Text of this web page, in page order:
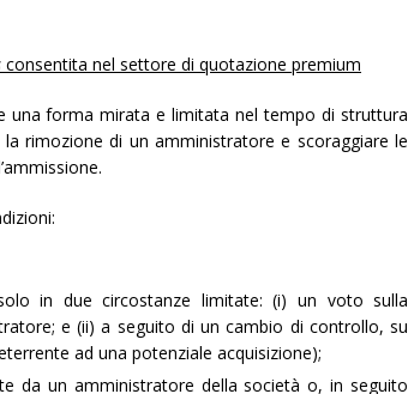
consentita nel settore di quotazione premium
forma mirata e limitata nel tempo di struttura
rimozione di un amministratore e scoraggiare le
in due circostanze limitate: (i) un voto sulla
e (ii) a seguito di un cambio di controllo, su
ad una potenziale acquisizione);
da un amministratore della società o, in seguito